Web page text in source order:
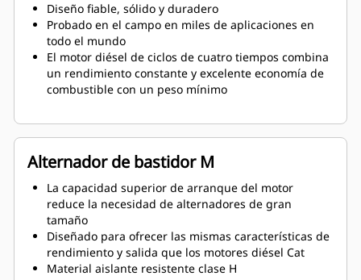
Diseño fiable, sólido y duradero
Probado en el campo en miles de aplicaciones en
todo el mundo
El motor diésel de ciclos de cuatro tiempos combina
un rendimiento constante y excelente economía de
combustible con un peso mínimo
Alternador de bastidor M
La capacidad superior de arranque del motor
reduce la necesidad de alternadores de gran
tamaño
Diseñado para ofrecer las mismas características de
rendimiento y salida que los motores diésel Cat
Material aislante resistente clase H